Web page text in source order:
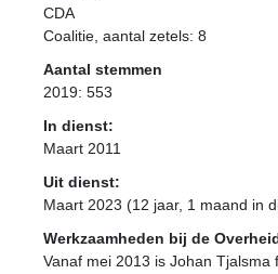
CDA
Coalitie , aantal zetels: 8
Aantal stemmen
2019: 553
In dienst:
Maart 2011
Uit dienst:
Maart 2023 (12 jaar, 1 maand in
Werkzaamheden bij de
Vanaf mei 2013 is Johan Tjalsma